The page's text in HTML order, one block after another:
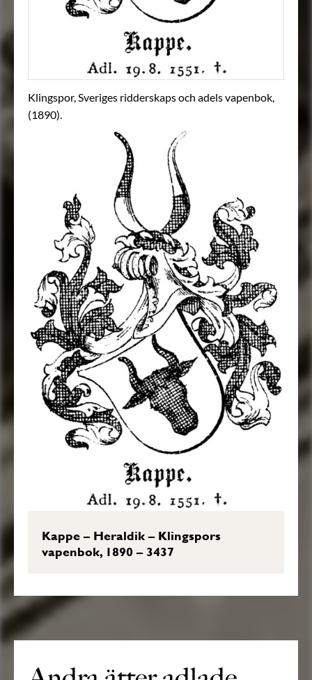
Klingspor, Sveriges ridderskaps och adels vapenbok,
(1890).
Kappe – Heraldik – Klingspors
vapenbok, 1890 – 3437